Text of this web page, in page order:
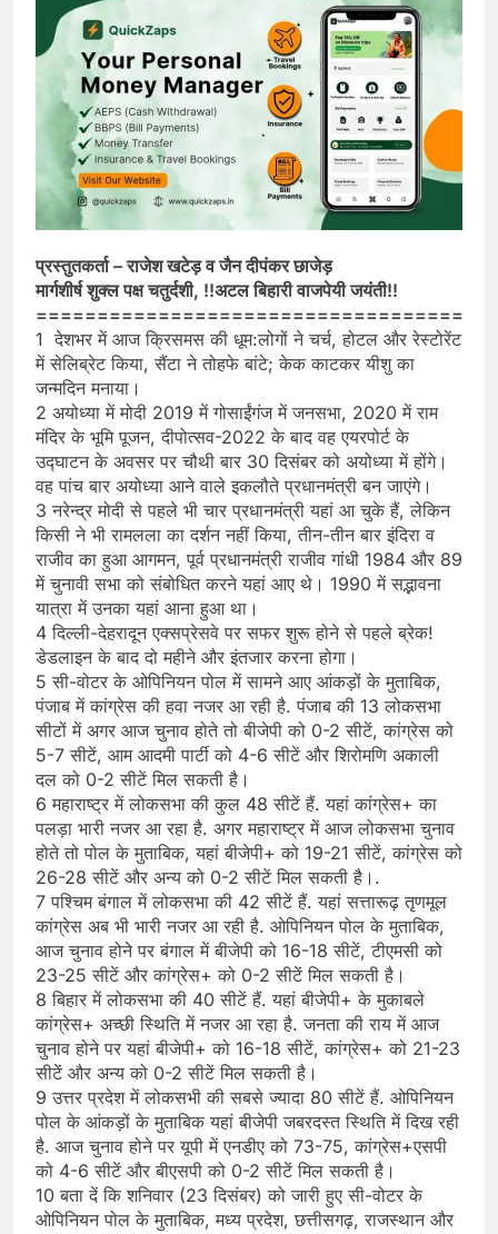
प्रस्तुतकर्ता – राजेश खटेड़ व जैन दीपंकर छाजेड़
मार्गशीर्ष शुक्ल पक्ष चतुर्दशी, !!अटल बिहारी वाजपेयी जयंती!!
===================================
1 देशभर में आज क्रिसमस की धूम:लोगों ने चर्च, होटल और रेस्टोरेंट
में सेलिब्रेट किया, सैंटा ने तोहफे बांटे; केक काटकर यीशु का
जन्मदिन मनाया।
2 अयोध्या में मोदी 2019 में गोसाईंगंज में जनसभा, 2020 में राम
मंदिर के भूमि पूजन, दीपोत्सव-2022 के बाद वह एयरपोर्ट के
उद्घाटन के अवसर पर चौथी बार 30 दिसंबर को अयोध्या में होंगे।
वह पांच बार अयोध्या आने वाले इकलौते प्रधानमंत्री बन जाएंगे।
3 नरेन्द्र मोदी से पहले भी चार प्रधानमंत्री यहां आ चुके हैं, लेकिन
किसी ने भी रामलला का दर्शन नहीं किया, तीन-तीन बार इंदिरा व
राजीव का हुआ आगमन, पूर्व प्रधानमंत्री राजीव गांधी 1984 और 89
में चुनावी सभा को संबोधित करने यहां आए थे। 1990 में सद्भावना
यात्रा में उनका यहां आना हुआ था।
4 दिल्ली-देहरादून एक्सप्रेसवे पर सफर शुरू होने से पहले ब्रेक!
डेडलाइन के बाद दो महीने और इंतजार करना होगा।
5 सी-वोटर के ओपिनियन पोल में सामने आए आंकड़ों के मुताबिक,
पंजाब में कांग्रेस की हवा नजर आ रही है. पंजाब की 13 लोकसभा
सीटों में अगर आज चुनाव होते तो बीजेपी को 0-2 सीटें, कांग्रेस को
5-7 सीटें, आम आदमी पार्टी को 4-6 सीटें और शिरोमणि अकाली
दल को 0-2 सीटें मिल सकती है।
6 महाराष्ट्र में लोकसभा की कुल 48 सीटें हैं. यहां कांग्रेस+ का
पलड़ा भारी नजर आ रहा है. अगर महाराष्ट्र में आज लोकसभा चुनाव
होते तो पोल के मुताबिक, यहां बीजेपी+ को 19-21 सीटें, कांग्रेस को
26-28 सीटें और अन्य को 0-2 सीटें मिल सकती है।.
7 पश्चिम बंगाल में लोकसभा की 42 सीटें हैं. यहां सत्तारूढ़ तृणमूल
कांग्रेस अब भी भारी नजर आ रही है. ओपिनियन पोल के मुताबिक,
आज चुनाव होने पर बंगाल में बीजेपी को 16-18 सीटें, टीएमसी को
23-25 सीटें और कांग्रेस+ को 0-2 सीटें मिल सकती है।
8 बिहार में लोकसभा की 40 सीटें हैं. यहां बीजेपी+ के मुकाबले
कांग्रेस+ अच्छी स्थिति में नजर आ रहा है. जनता की राय में आज
चुनाव होने पर यहां बीजेपी+ को 16-18 सीटें, कांग्रेस+ को 21-23
सीटें और अन्य को 0-2 सीटें मिल सकती है।
9 उत्तर प्रदेश में लोकसभी की सबसे ज्यादा 80 सीटें हैं. ओपिनियन
पोल के आंकड़ों के मुताबिक यहां बीजेपी जबरदस्त स्थिति में दिख रही
है. आज चुनाव होने पर यूपी में एनडीए को 73-75, कांग्रेस+एसपी
को 4-6 सीटें और बीएसपी को 0-2 सीटें मिल सकती है।
10 बता दें कि शनिवार (23 दिसंबर) को जारी हुए सी-वोटर के
ओपिनियन पोल के मुताबिक, मध्य प्रदेश, छत्तीसगढ़, राजस्थान और